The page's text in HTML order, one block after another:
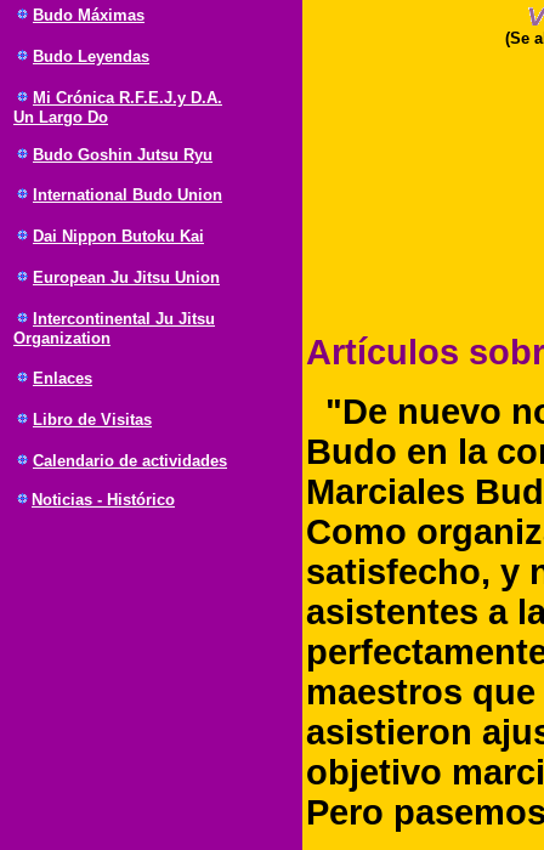
Budo Máximas
Budo Leyendas
Mi Crónica R.F.E.J.y D.A.
Un Largo Do
Budo Goshin Jutsu Ryu
International Budo Union
Dai Nippon Butoku Kai
European Ju Jitsu Union
Intercontinental Ju Jitsu
Organization
Enlaces
Libro de Visitas
Calendario de actividades
Noticias - Histórico
(Se
Artículos
"De nuevo
Budo en la
Marciales
Como
satisfecho, y
asistentes a
maestros
asistieron
objetivo
Pero